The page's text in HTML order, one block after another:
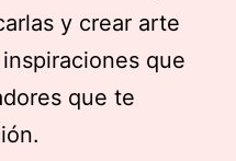
y crear arte
que
que te